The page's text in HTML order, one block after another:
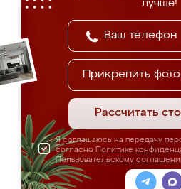
лучше!
Прикрепить фото
Рассчитать
Я соглашаюсь на передачу
согласно Политике
Пользовательскому